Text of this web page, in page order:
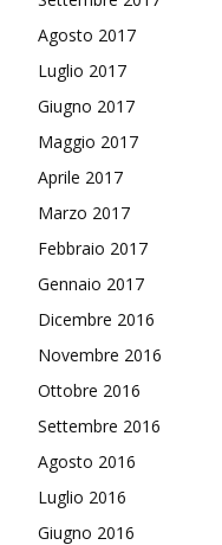
Agosto 2017
Luglio 2017
Giugno 2017
Maggio 2017
Aprile 2017
Marzo 2017
Febbraio 2017
Gennaio 2017
Dicembre 2016
Novembre 2016
Ottobre 2016
Settembre 2016
Agosto 2016
Luglio 2016
Giugno 2016